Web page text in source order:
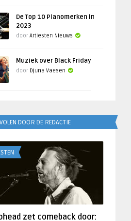
De Top 10 Pianomerken in
2023
door Artiesten Nieuws
Muziek over Black Friday
door Djuna Vaesen
DOOR DE REDACTIE
zet comeback door: